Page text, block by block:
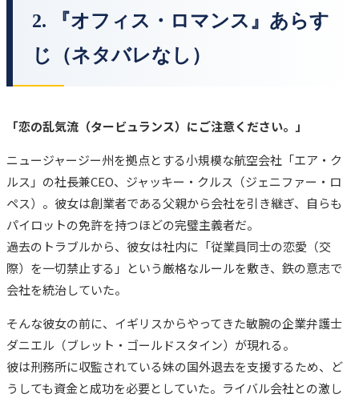
2. 『オフィス・ロマンス』あらす
じ（ネタバレなし）
「恋の乱気流（タービュランス）にご注意ください。」
ニュージャージー州を拠点とする小規模な航空会社「エア・ク
ルス」の社長兼CEO、ジャッキー・クルス（ジェニファー・ロ
ペス）。彼女は創業者である父親から会社を引き継ぎ、自らも
パイロットの免許を持つほどの完璧主義者だ。
過去のトラブルから、彼女は社内に「従業員同士の恋愛（交
際）を一切禁止する」という厳格なルールを敷き、鉄の意志で
会社を統治していた。
そんな彼女の前に、イギリスからやってきた敏腕の企業弁護士
ダニエル（ブレット・ゴールドスタイン）が現れる。
彼は刑務所に収監されている妹の国外退去を支援するため、ど
うしても資金と成功を必要としていた。ライバル会社との激し